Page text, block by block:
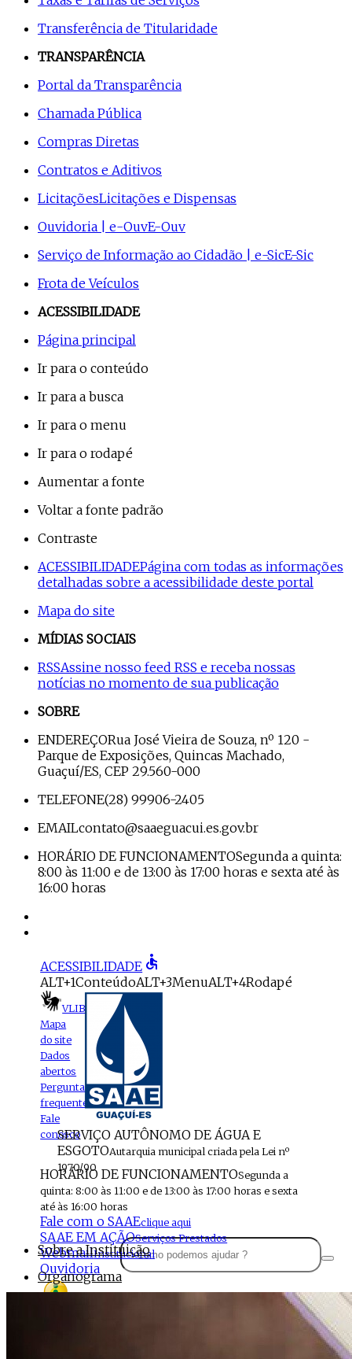
Transferência de Titularidade
TRANSPARÊNCIA
Portal da Transparência
Chamada Pública
Compras Diretas
Contratos e Aditivos
LicitaçõesLicitações e Dispensas
Ouvidoria | e-OuvE-Ouv
Serviço de Informação ao Cidadão | e-SicE-Sic
Frota de Veículos
ACESSIBILIDADE
Página principal
Ir para o conteúdo
Ir para a busca
Ir para o menu
Ir para o rodapé
Aumentar a fonte
Voltar a fonte padrão
Contraste
ACESSIBILIDADEPágina com todas as informações
detalhadas sobre a acessibilidade deste portal
Mapa do site
MÍDIAS SOCIAIS
RSSAssine nosso feed RSS e receba nossas
notícias no momento de sua publicação
SOBRE
ENDEREÇORua José Vieira de Souza, nº 120 -
Parque de Exposições, Quincas Machado,
Guaçuí/ES, CEP 29.560-000
TELEFONE(28) 99906-2405
EMAILcontato@saaeguacui.es.gov.br
HORÁRIO DE FUNCIONAMENTOSegunda a quinta:
8:00 às 11:00 e de 13:00 às 17:00 horas e sexta até às
16:00 horas
ACESSIBILIDADE accessible
ALT+1ConteúdoALT+3MenuALT+4Rodapé
VLIBRAS
Mapa
do site
Dados
abertos
Perguntas
frequentes
Fale
conosco
SERVIÇO AUTÔNOMO DE ÁGUA E
ESGOTOAutarquia municipal criada pela Lei nº
1970/90
HORÁRIO DE FUNCIONAMENTOSegunda a
quinta: 8:00 às 11:00 e de 13:00 às 17:00 horas e sexta
até às 16:00 horas
Fale com o SAAEclique aqui
SAAE EM AÇÃOServiços Prestados
WebmailInstitucional
Ouvidoria
Sobre a Instituição
Organograma